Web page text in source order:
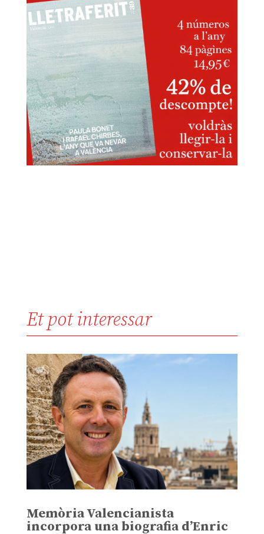
Et pot interessar
Memòria Valencianista
incorpora una biografia d’Enric